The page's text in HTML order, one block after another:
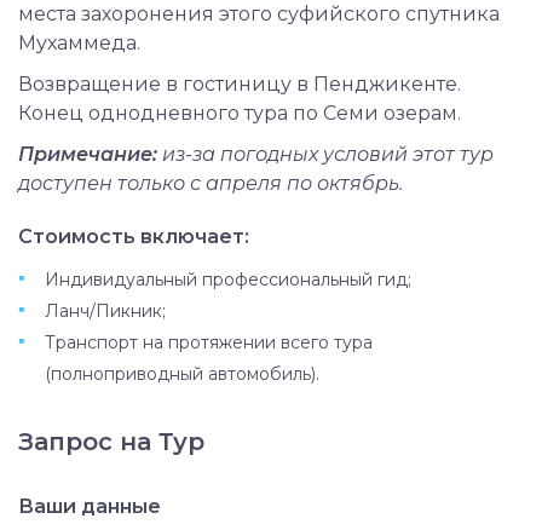
места захоронения этого суфийского спутника
Мухаммеда.
Возвращение в гостиницу в Пенджикенте.
Конец однодневного тура по Семи озерам.
Примечание: из-за погодных условий этот тур
доступен только с апреля по октябрь.
Стоимость включает:
Индивидуальный профессиональный гид;
Ланч/Пикник;
Транспорт на протяжении всего тура
(полноприводный автомобиль).
Запрос на Тур
Ваши данные